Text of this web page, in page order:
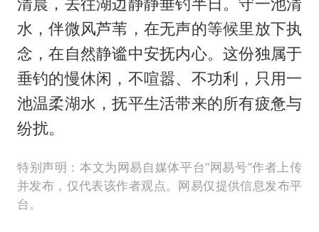
水，伴微风芦苇，在无声的等候里放下执
念，在自然静谧中安抚内心。这份独属于
垂钓的慢休闲，不喧嚣、不功利，只用一
池温柔湖水，抚平生活带来的所有疲惫与
纷扰。
特别声明：本文为网易自媒体平台“网易号”作者上传
并发布，仅代表该作者观点。网易仅提供信息发布平
台。